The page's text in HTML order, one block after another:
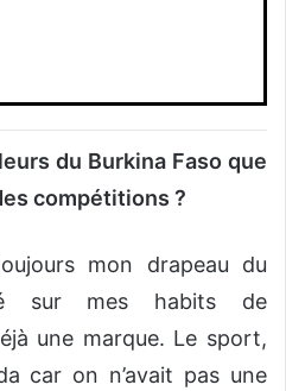
du Burkina Faso que
compétitions ?
mon drapeau du
sur mes habits de
une marque. Le sport,
car on n’avait pas une